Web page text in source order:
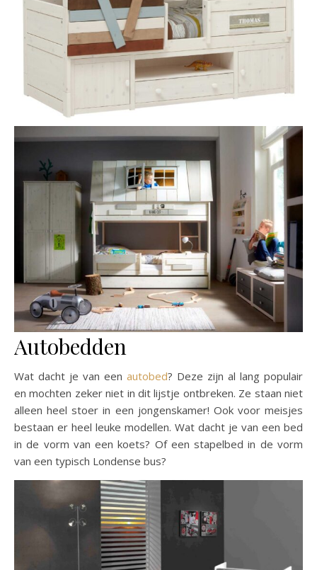
Autobedden
Wat dacht je van een autobed? Deze zijn al lang populair
en mochten zeker niet in dit lijstje ontbreken. Ze staan niet
alleen heel stoer in een jongenskamer! Ook voor meisjes
bestaan er heel leuke modellen. Wat dacht je van een bed
in de vorm van een koets? Of een stapelbed in de vorm
van een typisch Londense bus?